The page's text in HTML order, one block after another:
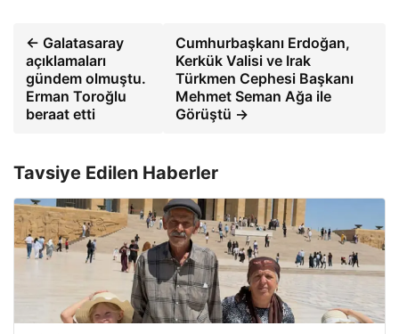
← Galatasaray
açıklamaları
gündem olmuştu.
Erman Toroğlu
beraat etti
Cumhurbaşkanı Erdoğan,
Kerkük Valisi ve Irak
Türkmen Cephesi Başkanı
Mehmet Seman Ağa ile
Görüştü →
Tavsiye Edilen Haberler